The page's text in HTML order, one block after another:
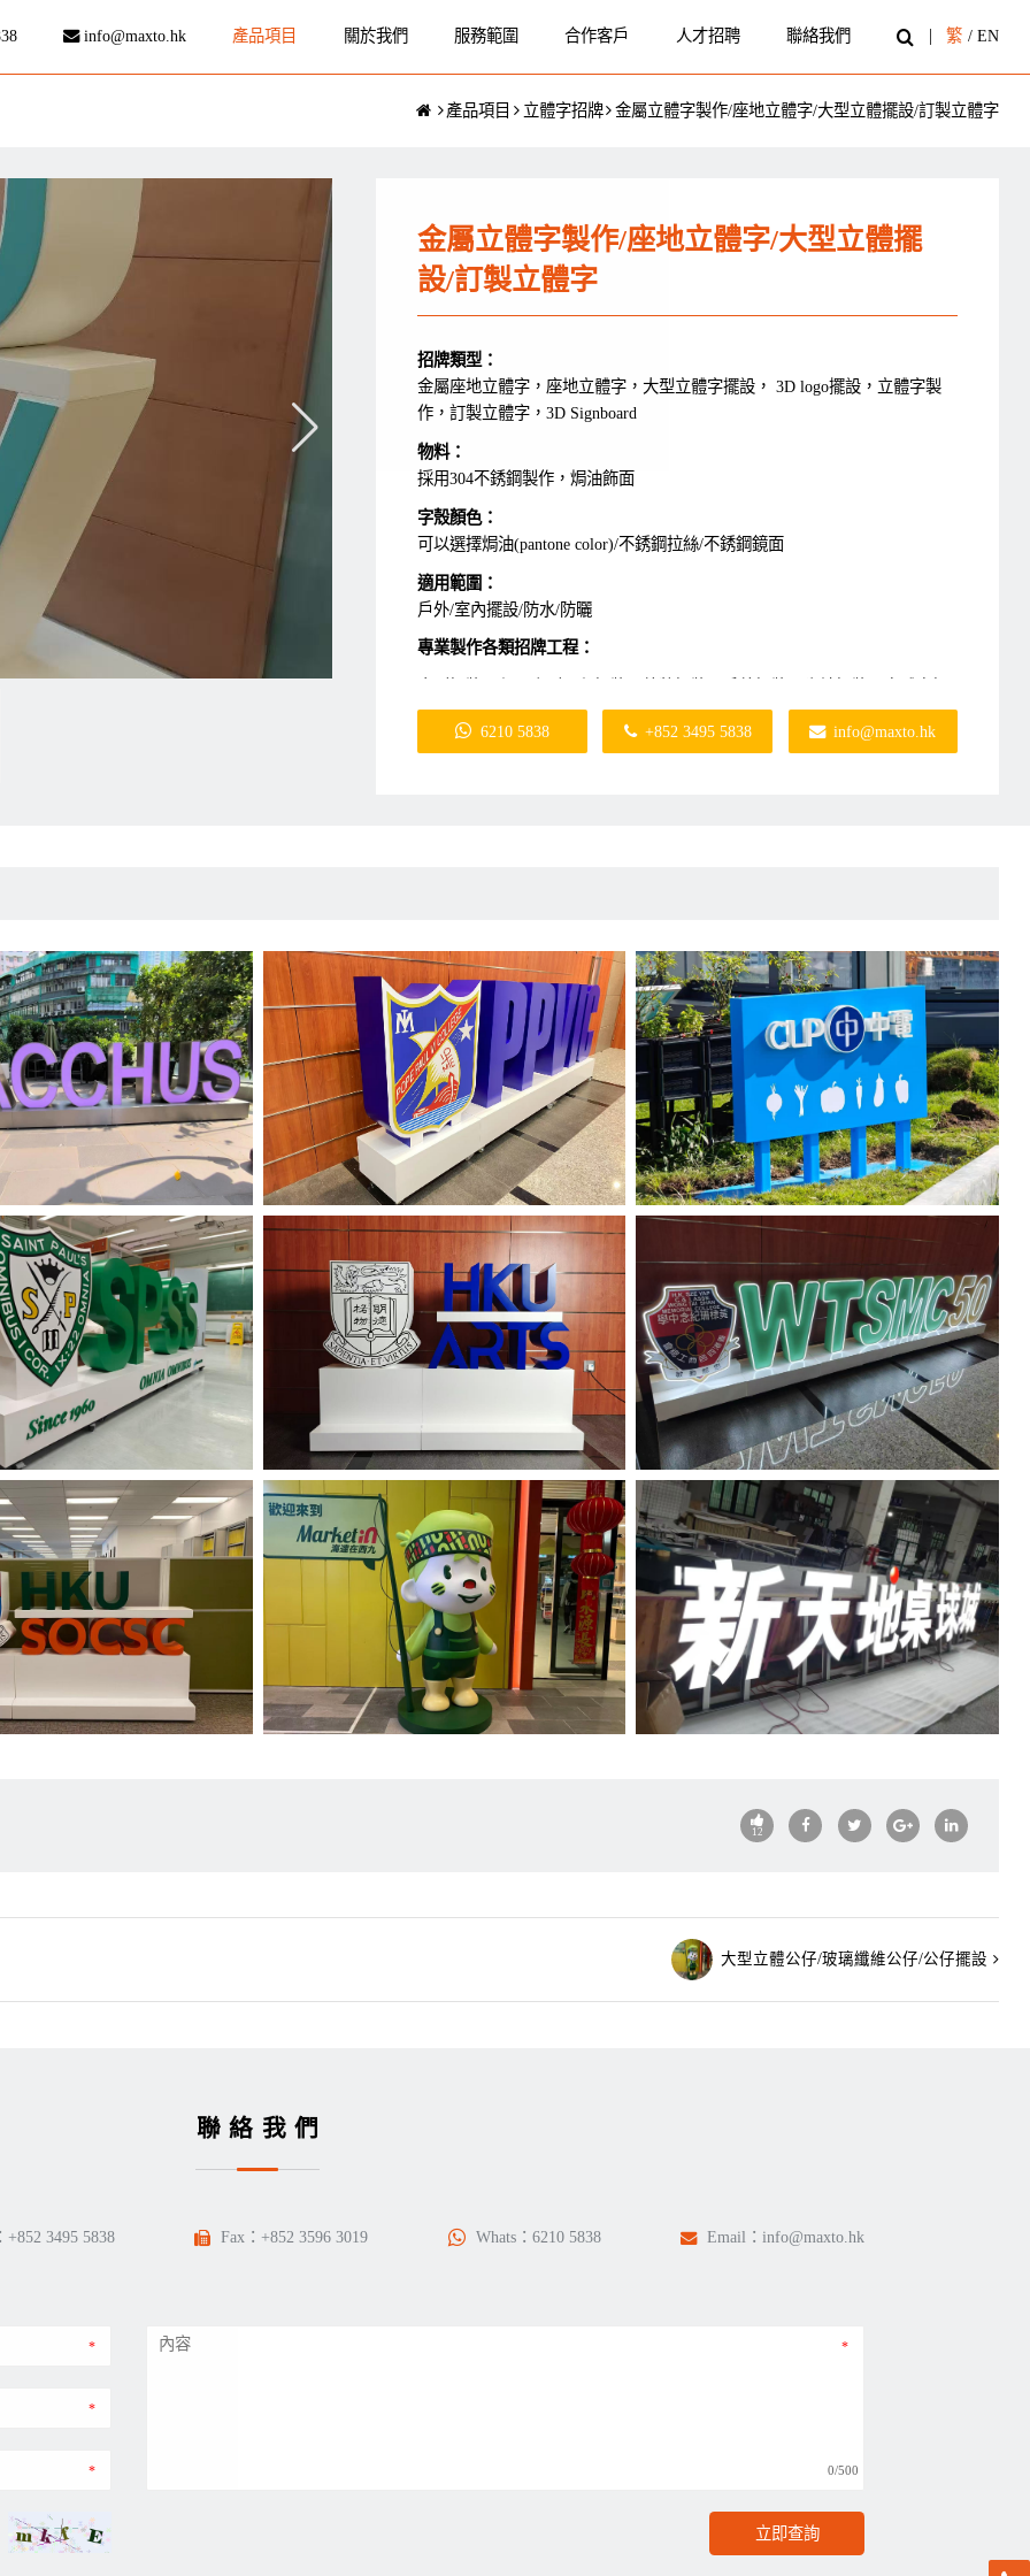
info@maxto.hk 產品項目 關於我們 服務範圍 合作客戶 人才招聘 聯絡我們 繁 / EN
產品項目 立體字招牌 金屬立體字製作/座地立體字/大型立體擺設/訂製立體字
金屬立體字製作/座地立體字/大型立體擺
設/訂製立體字
招牌類型：
金屬座地立體字，座地立體字，大型立體字擺設， 3D logo擺設，立體字製
作，訂製立體字，3D Signboard
物料：
採用304不銹鋼製作，焗油飾面
字殼顏色：
可以選擇焗油(pantone color)/不銹鋼拉絲/不銹鋼鏡面
適用範圍：
戶外/室內擺設/防水/防曬
專業製作各類招牌工程：
牌、招牌燈箱、LED招牌、LED發光招牌、公司招牌、霓虹燈招牌、霓虹燈
牌、伸出式招牌等。
6210 5838 +852 3495 5838 info@maxto.hk
12
大型立體公仔/玻璃纖維公仔/公仔擺設
聯絡我們
+852 3495 5838 Fax：+852 3596 3019 Whats： 6210 5838 Email： info@maxto.hk
0/500
立即查詢